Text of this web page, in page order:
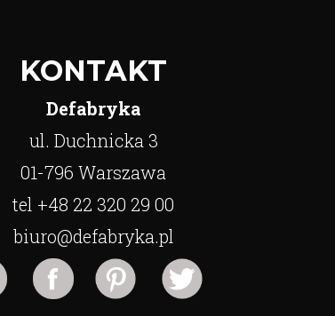
KONTAKT
Defabryka
ul. Duchnicka 3
01-796 Warszawa
tel +48 22 320 29 00
biuro@defabryka.pl